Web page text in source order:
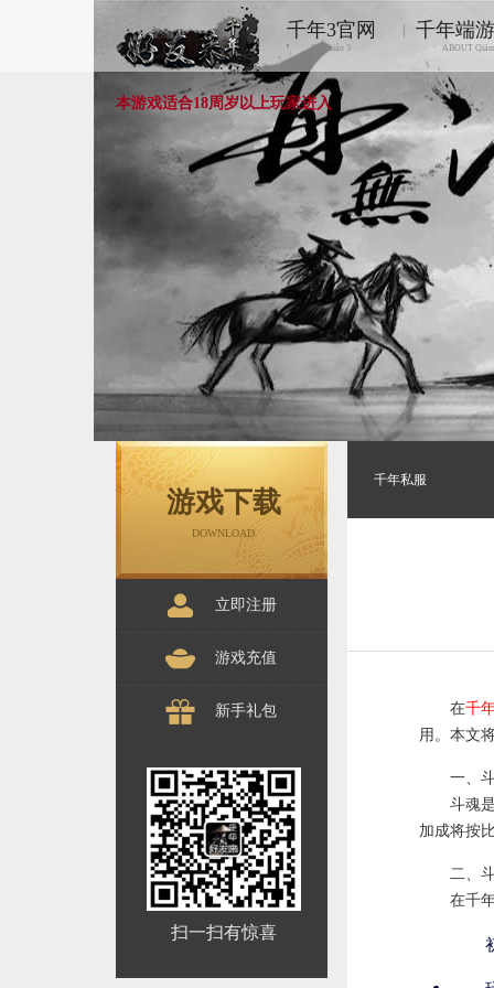
千年3官网
Qiānnián 3
千年端
ABOUT
本游戏适合18周岁以上玩家进入
游戏下载
DOWNLOAD
立即注册
游戏充值
新手礼包
扫一扫有惊喜
千年私服
在千
用。本文
一、
斗魂
加成将按
二、
在千